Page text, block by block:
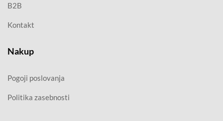
B2B
Kontakt
Nakup
Pogoji poslovanja
Politika zasebnosti